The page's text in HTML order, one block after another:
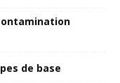
de base